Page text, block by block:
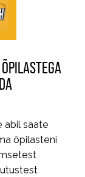
abil saate
õpilasteni